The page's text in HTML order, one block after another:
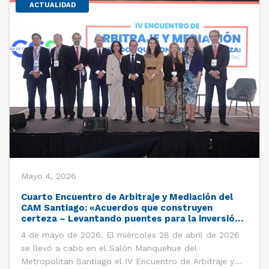
ACTUALIDAD
Mayo 4, 2026
Cuarto Encuentro de Arbitraje y Mediación del
CAM Santiago: «Acuerdos que construyen
certeza – Levantando puentes para la inversión
4 de mayo de 2026. El miércoles 28 de abril de 2026
se llevó a cabo en el Salón Manquehue del
Metropolitan Santiago el IV Encuentro de Arbitraje y